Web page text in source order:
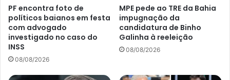
PF encontra foto de
políticos baianos em festa
com advogado
investigado no caso do
INSS
08/08/2026
MPE pede ao TRE da Bahia
impugnação da
candidatura de Binho
Galinha à reeleição
08/08/2026